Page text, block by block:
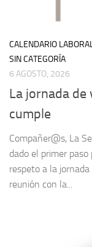
CALENDARIO
SIN CATEGORÍA
6 AGOSTO, 2026
La jornada de
cumple
Compañer@s, La
dado el primer
respeto a la
reunión con la...